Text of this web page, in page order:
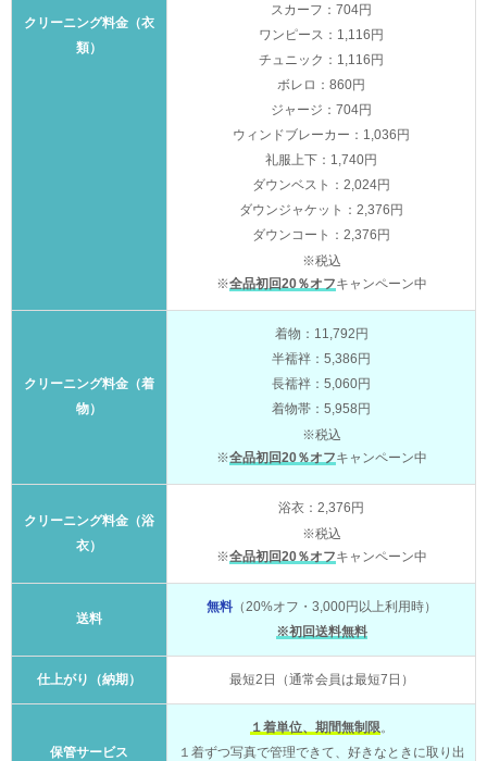
クリーニング料金（衣
類）
スカーフ：704円
ワンピース：1,116円
チュニック：1,116円
ボレロ：860円
ジャージ：704円
ウィンドブレーカー：1,036円
礼服上下：1,740円
ダウンベスト：2,024円
ダウンジャケット：2,376円
ダウンコート：2,376円
※税込
※全品初回20％オフキャンペーン中
クリーニング料金（着
物）
着物：11,792円
半襦袢：5,386円
長襦袢：5,060円
着物帯：5,958円
※税込
※全品初回20％オフキャンペーン中
クリーニング料金（浴
衣）
浴衣：2,376円
※税込
※全品初回20％オフキャンペーン中
送料
無料（20%オフ・3,000円以上利用時）
※初回送料無料
仕上がり（納期） 最短2日（通常会員は最短7日）
保管サービス
１着単位、期間無制限。
１着ずつ写真で管理できて、好きなときに取り出